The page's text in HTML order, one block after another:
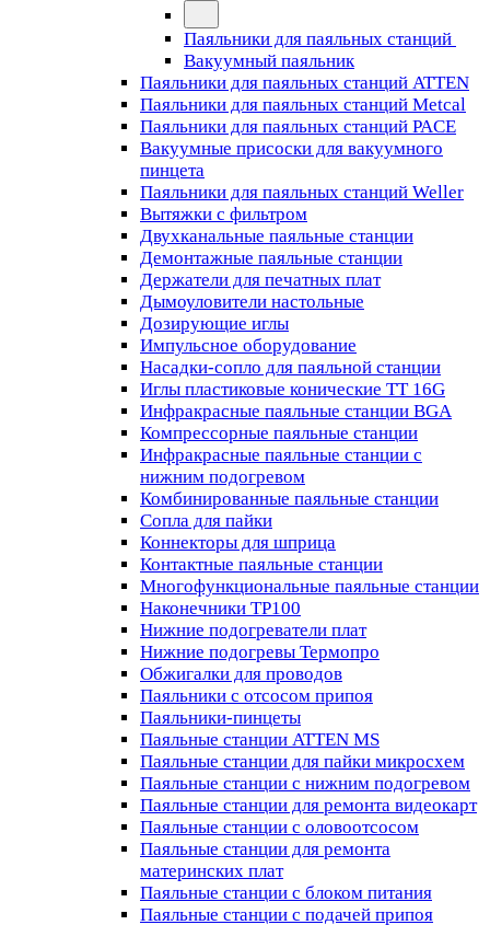
Паяльники для паяльных станций
Вакуумный паяльник
Паяльники для паяльных станций ATTEN
Паяльники для паяльных станций Metcal
Паяльники для паяльных станций PACE
Вакуумные присоски для вакуумного
пинцета
Паяльники для паяльных станций Weller
Вытяжки с фильтром
Двухканальные паяльные станции
Демонтажные паяльные станции
Держатели для печатных плат
Дымоуловители настольные
Дозирующие иглы
Импульсное оборудование
Насадки-сопло для паяльной станции
Иглы пластиковые конические TT 16G
Инфракрасные паяльные станции BGA
Компрессорные паяльные станции
Инфракрасные паяльные станции с
нижним подогревом
Комбинированные паяльные станции
Сопла для пайки
Коннекторы для шприца
Контактные паяльные станции
Многофункциональные паяльные станции
Наконечники TP100
Нижние подогреватели плат
Нижние подогревы Термопро
Обжигалки для проводов
Паяльники с отсосом припоя
Паяльники-пинцеты
Паяльные станции ATTEN MS
Паяльные станции для пайки микросхем
Паяльные станции с нижним подогревом
Паяльные станции для ремонта видеокарт
Паяльные станции с оловоотсосом
Паяльные станции для ремонта
материнских плат
Паяльные станции с блоком питания
Паяльные станции с подачей припоя